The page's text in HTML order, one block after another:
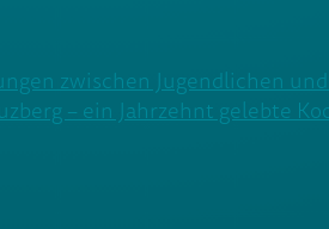
zwischen Jugendlichen
– ein Jahrzehnt gelebte